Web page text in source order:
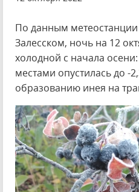
По данным метеостанции
Залесском, ночь на 12
холодной с начала
местами опустилась до -
образованию инея на